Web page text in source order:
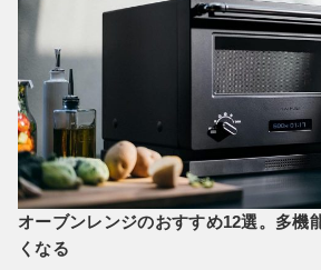
オーブンレンジのおすすめ12選。多機
くなる